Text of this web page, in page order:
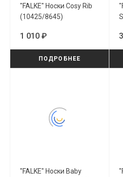
"FALKE" Носки Cosy Rib
(10425/8645)
1 010 ₽
ПОДРОБНЕЕ
"FALKE" Носки Baby